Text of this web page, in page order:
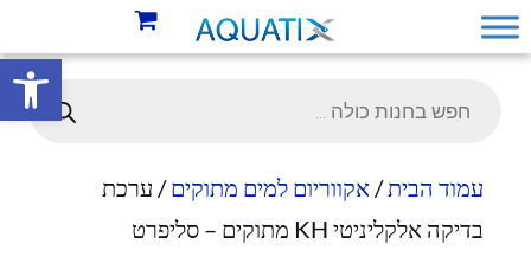
פתח
עמוד הבית/אקווריום למים מתוקים/ ערכת
בדיקה אלקליניטי KH מתוקים – סליפרט